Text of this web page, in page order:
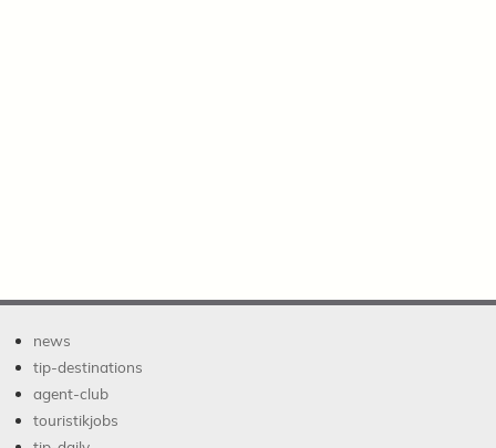
news
tip-destinations
agent-club
touristikjobs